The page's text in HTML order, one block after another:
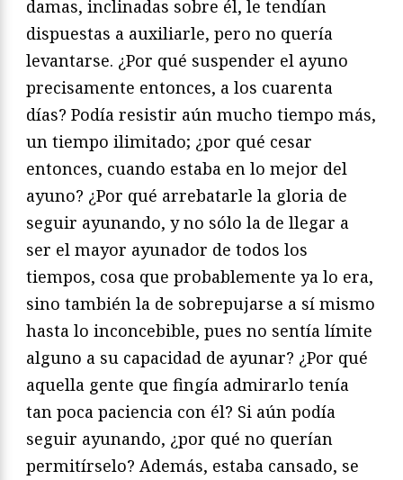
damas, inclinadas sobre él, le tendían
dispuestas a auxiliarle, pero no quería
levantarse. ¿Por qué suspender el ayuno
precisamente entonces, a los cuarenta
días? Podía resistir aún mucho tiempo más,
un tiempo ilimitado; ¿por qué cesar
entonces, cuando estaba en lo mejor del
ayuno? ¿Por qué arrebatarle la gloria de
seguir ayunando, y no sólo la de llegar a
ser el mayor ayunador de todos los
tiempos, cosa que probablemente ya lo era,
sino también la de sobrepujarse a sí mismo
hasta lo inconcebible, pues no sentía límite
alguno a su capacidad de ayunar? ¿Por qué
aquella gente que fingía admirarlo tenía
tan poca paciencia con él? Si aún podía
seguir ayunando, ¿por qué no querían
permitírselo? Además, estaba cansado, se